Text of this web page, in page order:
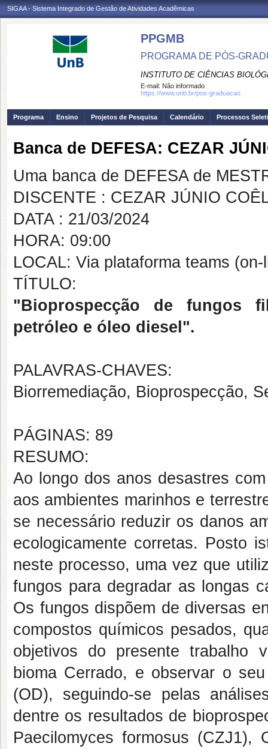
SIGAA - Sistema Integrado de Gestão de Atividades Acadêmicas
PPGMB
PROGRAMA DE PÓS-
INSTITUTO DE CIÊNCIAS
E-mail: Não informado
https://www.unb.br/pos-graduacao
Programa Ensino Projetos de Pesquisa Calendário Processos
Banca de DEFESA: CEZAR
Uma banca de DEFESA de
DISCENTE : CEZAR JÚNIO
DATA : 21/03/2024
HORA: 09:00
LOCAL: Via plataforma teams (on-
TÍTULO:
"Bioprospecção de fungos
petróleo e óleo diesel".
PALAVRAS-CHAVES:
Biorremediação, Bioprospecção,
PÁGINAS: 89
RESUMO:
Ao longo dos anos desastres
aos ambientes marinhos e
se necessário reduzir os danos
ecologicamente corretas. Posto
neste processo, uma vez que
fungos para degradar as longas
Os fungos dispõem de diversas
compostos químicos pesados,
objetivos do presente trabalho
bioma Cerrado, e observar o
(OD), seguindo-se pelas
dentre os resultados de
Paecilomyces formosus (CZJ1),